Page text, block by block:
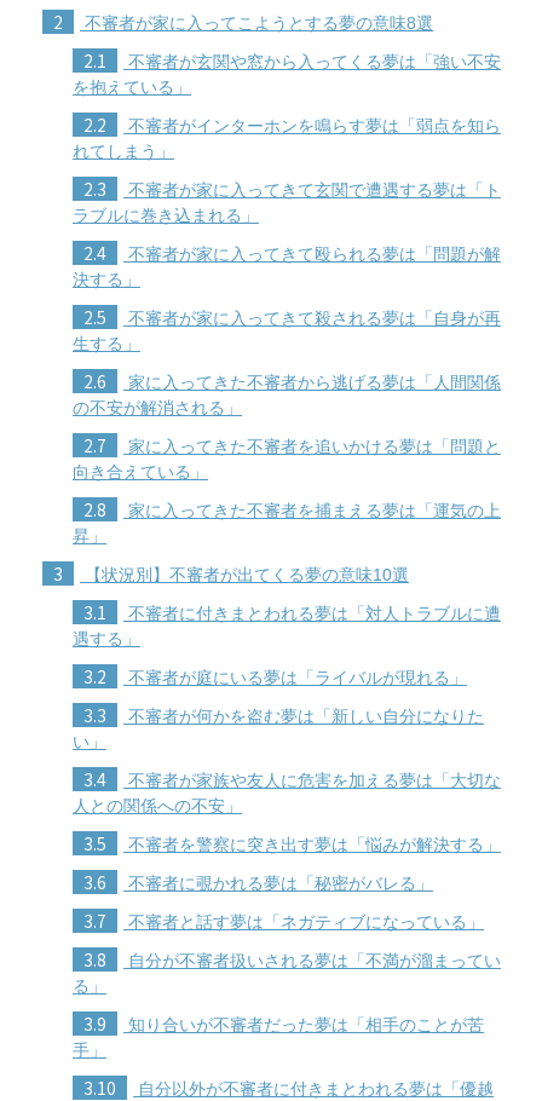
2 不審者が家に入ってこようとする夢の意味8選
2.1
不審者が玄関や窓から入ってくる夢は「強い不安
を抱えている」
2.2
不審者がインターホンを鳴らす夢は「弱点を知ら
れてしまう」
2.3
不審者が家に入ってきて玄関で遭遇する夢は「ト
ラブルに巻き込まれる」
2.4
不審者が家に入ってきて殴られる夢は「問題が解
決する」
2.5
不審者が家に入ってきて殺される夢は「自身が再
生する」
2.6
家に入ってきた不審者から逃げる夢は「人間関係
の不安が解消される」
2.7
家に入ってきた不審者を追いかける夢は「問題と
向き合えている」
2.8
家に入ってきた不審者を捕まえる夢は「運気の上
昇」
3 【状況別】不審者が出てくる夢の意味10選
3.1
不審者に付きまとわれる夢は「対人トラブルに遭
遇する」
3.2 不審者が庭にいる夢は「ライバルが現れる」
3.3
不審者が何かを盗む夢は「新しい自分になりた
い」
3.4
不審者が家族や友人に危害を加える夢は「大切な
人との関係への不安」
3.5 不審者を警察に突き出す夢は「悩みが解決する」
3.6 不審者に覗かれる夢は「秘密がバレる」
3.7 不審者と話す夢は「ネガティブになっている」
3.8
自分が不審者扱いされる夢は「不満が溜まってい
る」
3.9
知り合いが不審者だった夢は「相手のことが苦
手」
3.10
自分以外が不審者に付きまとわれる夢は「優越